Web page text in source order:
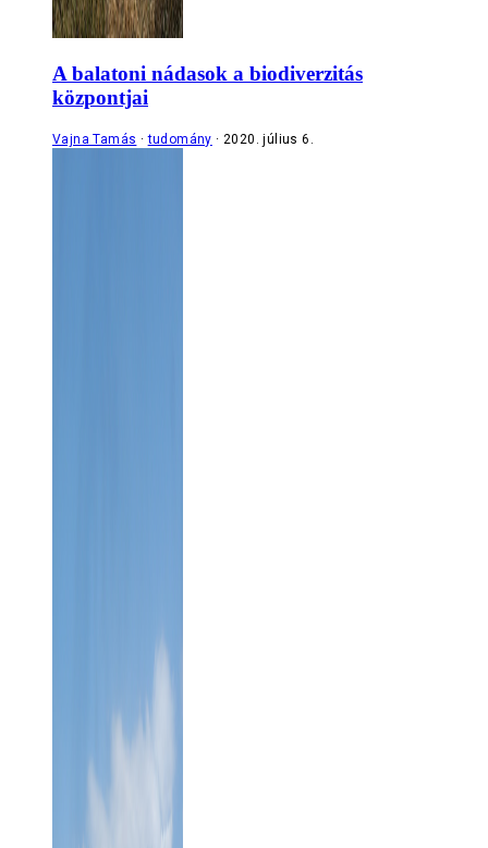
A balatoni nádasok a biodiverzitás
központjai
Vajna Tamás tudomány 2020. július 6.